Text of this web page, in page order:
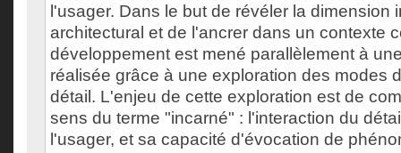
l'usager. Dans le but de révéler la dimension
architectural et de l'ancrer dans un contexte
développement est mené parallèlement à
réalisée grâce à une exploration des modes
détail. L'enjeu de cette exploration est de
sens du terme "incarné" : l'interaction du
l'usager, et sa capacité d'évocation de